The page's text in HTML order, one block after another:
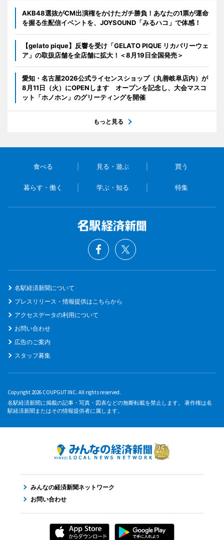
AKB48選抜がCM出演権をかけたガチ勝負！あなたの1票が運命
を握る生配信イベントを、JOYSOUND「みるハコ」で体感！
【gelato pique】反響を受け「GELATO PIQUE リカバリーウェ
ア」の取扱店舗を全店舗に拡大！＜8月19日全国発売＞
愛知・名古屋2026公式ライセンスショップ（丸善岐阜店内）が
8月11日（火）にOPENします オープンを記念し、大会マスコ
ット「ホノホン」のグリーティングを開催
もっと見る
食べる 見る・遊ぶ 買う
暮らす・働く 学ぶ・知る 特集
名駅経済新聞について
プレスリリース・情報提供はこちらから
アクセスデータの利用について
お問い合わせ
広告のご案内
スタッフ募集
Copyright 2026 COUPGUT INC. All rights reserved.
名駅経済新聞に掲載の記事・写真・図表などの無断転載を禁止します。 著作権は名
駅経済新聞またはその情報提供者に属します。
みんなの経済新聞ネットワーク
お問い合わせ